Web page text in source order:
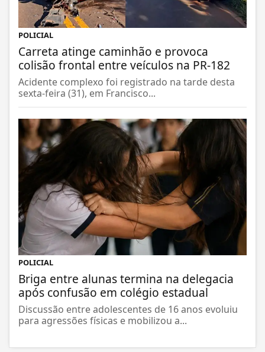
POLICIAL
Carreta atinge caminhão e provoca
colisão frontal entre veículos na PR-182
Acidente complexo foi registrado na tarde desta
sexta-feira (31), em Francisco...
POLICIAL
Briga entre alunas termina na delegacia
após confusão em colégio estadual
Discussão entre adolescentes de 16 anos evoluiu
para agressões físicas e mobilizou a...